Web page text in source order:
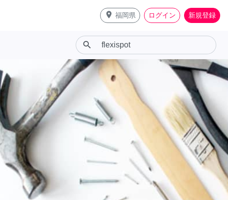
place 福岡県 ログイン 新規登録
search